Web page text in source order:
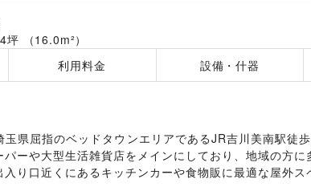
坪 （16.0m²）
利用料金 設備・什器
玉県屈指のベッドタウンエリアであるJR吉川美南駅徒
ーや大型生活雑貨店をメインにしており、地域の方に
り口近くにあるキッチンカーや食物販に最適な屋外